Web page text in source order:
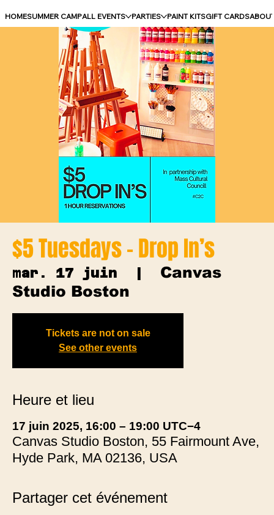
HOMESUMMER CAMPALL EVENTS PARTIES PAINT KITSGIFT CARDS
$5 Tuesdays - Drop In’s
mar. 17 juin
  |
Canvas
Studio Boston
Tickets are not on sale
See other events
Heure et lieu
17 juin 2025, 16:00 – 19:00 UTC−4
Canvas Studio Boston, 55 Fairmount Ave,
Hyde Park, MA 02136, USA
Partager cet événement